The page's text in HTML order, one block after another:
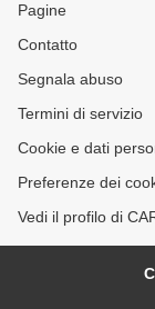
Pagine
Contatto
Segnala abuso
Termini di servizio
Cookie e dati
Preferenze dei
Vedi il profilo di